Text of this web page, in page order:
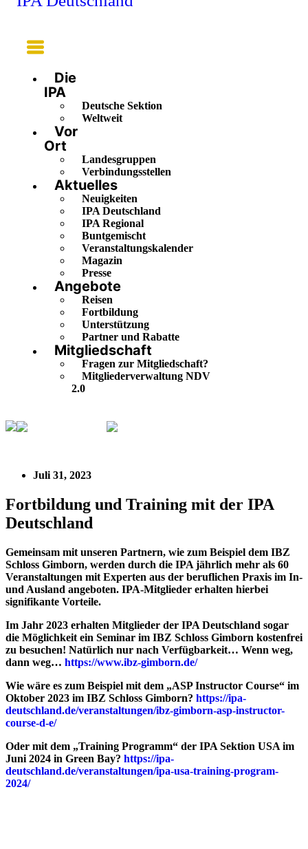
Main
Menu
Die
IPA
Deutsche Sektion
Weltweit
Vor
Ort
Landesgruppen
Verbindungsstellen
Aktuelles
Neuigkeiten
IPA Deutschland
IPA Regional
Buntgemischt
Veranstaltungskalender
Magazin
Presse
Angebote
Reisen
Fortbildung
Unterstützung
Partner und Rabatte
Mitgliedschaft
Fragen zur Mitgliedschaft?
Mitgliederverwaltung NDV
2.0
Juli 31, 2023
Fortbildung und Training mit der IPA
Deutschland
Gemeinsam mit unseren Partnern, wie zum Beispiel dem IBZ
Schloss Gimborn, werden durch die IPA jährlich mehr als 60
Veranstaltungen mit Experten aus der beruflichen Praxis im In-
und Ausland angeboten. IPA-Mitglieder erhalten hierbei
signifikante Vorteile.
Im Jahr 2023 erhalten Mitglieder der IPA Deutschland sogar
die Möglichkeit ein Seminar im IBZ Schloss Gimborn kostenfrei
zu besuchen! Natürlich nur nach Verfügbarkeit… Wenn weg,
dann weg… https://www.ibz-gimborn.de/
Wie wäre es zum Beispiel mit dem „ASP Instructor Course“ im
Oktober 2023 im IBZ Schloss Gimborn? https://ipa-
deutschland.de/veranstaltungen/ibz-gimborn-asp-instructor-
course-d-e/
Oder mit dem „Training Programm“ der IPA Sektion USA im
Juni 2024 in Green Bay? https://ipa-
deutschland.de/veranstaltungen/ipa-usa-training-program-
2024/